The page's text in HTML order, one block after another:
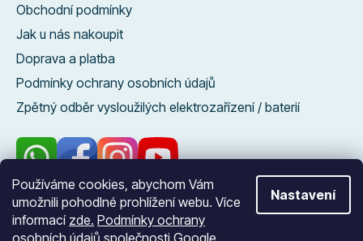
Používáme cookies, abychom Vám
umožnili pohodlné prohlížení webu. Více
informací zde. Podmínky ochrany
osobních údajů společnosti Google
Nastavení
Obchodní podmínky
Jak u nás nakoupit
Doprava a platba
Podmínky ochrany osobních údajů
Zpětný odběr vysloužilých elektrozařízení / baterií
96 %
zákazníků nás